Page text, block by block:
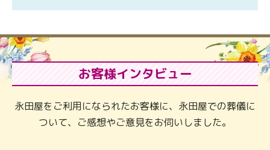
お客様インタビュー
永田屋をご利用になられたお客様に、永田屋での葬儀に
ついて、ご感想やご意見をお伺いしました。